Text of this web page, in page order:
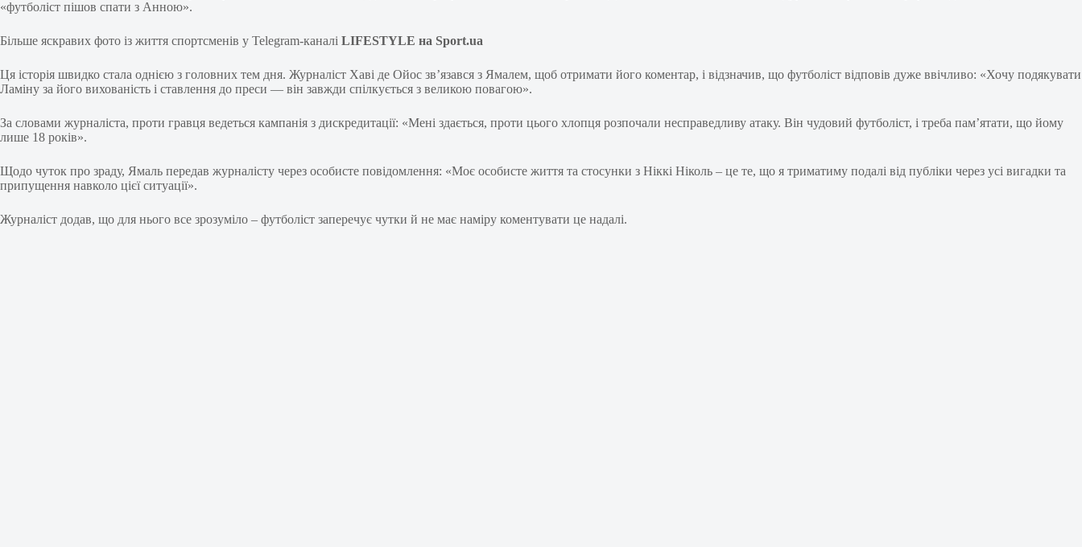
«футболіст пішов спати з Анною».
Більше яскравих фото із життя спортсменів у Telegram-каналі LIFESTYLE на Sport.ua
Ця історія швидко стала однією з головних тем дня. Журналіст Хаві де Ойос зв’язався з Ямалем, щоб отримати його коментар, і відзначив, що футболіст відповів дуже ввічливо: «Хочу подякувати
Ламіну за його вихованість і ставлення до преси — він завжди спілкується з великою повагою».
За словами журналіста, проти гравця ведеться кампанія з дискредитації: «Мені здається, проти цього хлопця розпочали несправедливу атаку. Він чудовий футболіст, і треба пам’ятати, що йому
лише 18 років».
Щодо чуток про зраду, Ямаль передав журналісту через особисте повідомлення: «Моє особисте життя та стосунки з Ніккі Ніколь – це те, що я триматиму подалі від публіки через усі вигадки та
припущення навколо цієї ситуації».
Журналіст додав, що для нього все зрозуміло – футболіст заперечує чутки й не має наміру коментувати це надалі.